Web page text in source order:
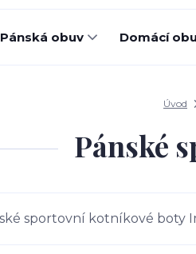
Pánská obuv Domácí
Úvod
Pánské